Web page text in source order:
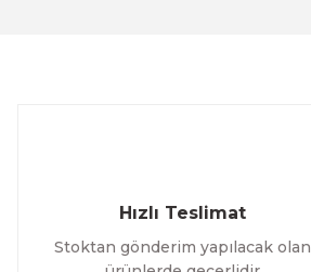
Hızlı Teslimat
Stoktan gönderim yapılacak olan